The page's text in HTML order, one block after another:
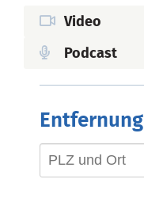
Video
Podcast
Entfernung